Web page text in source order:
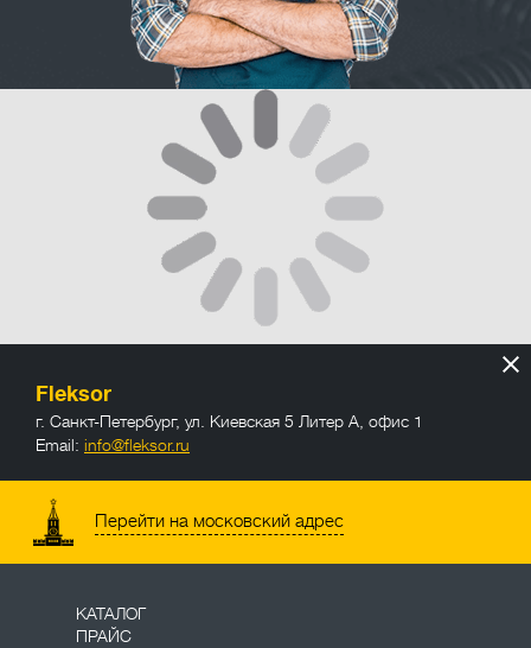
Fleksor
г. Санкт-Петербург, ул. Киевская 5 Литер А, офис 1
Email: info@fleksor.ru
Перейти на московский адрес
info@fleksor.ru
КАТАЛОГ
ПРАЙС